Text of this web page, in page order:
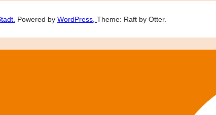
Powered by WordPress, Theme: Raft by Otter.